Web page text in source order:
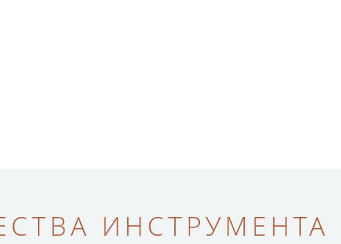
ИНСТРУМЕНТА